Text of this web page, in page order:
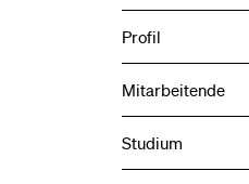
Profil
Mitarbeitende
Studium